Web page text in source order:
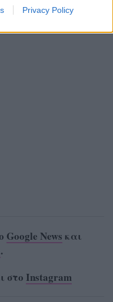
Privacy Policy
Google News και
.
στο Instagram